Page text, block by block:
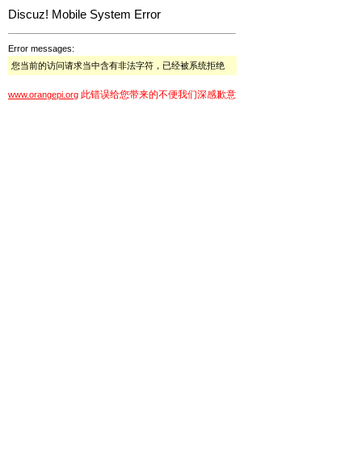
Discuz! Mobile System Error
Error messages:
您当前的访问请求当中含有非法字符，已经被系统拒绝
www.orangepi.org 此错误给您带来的不便我们深感歉意